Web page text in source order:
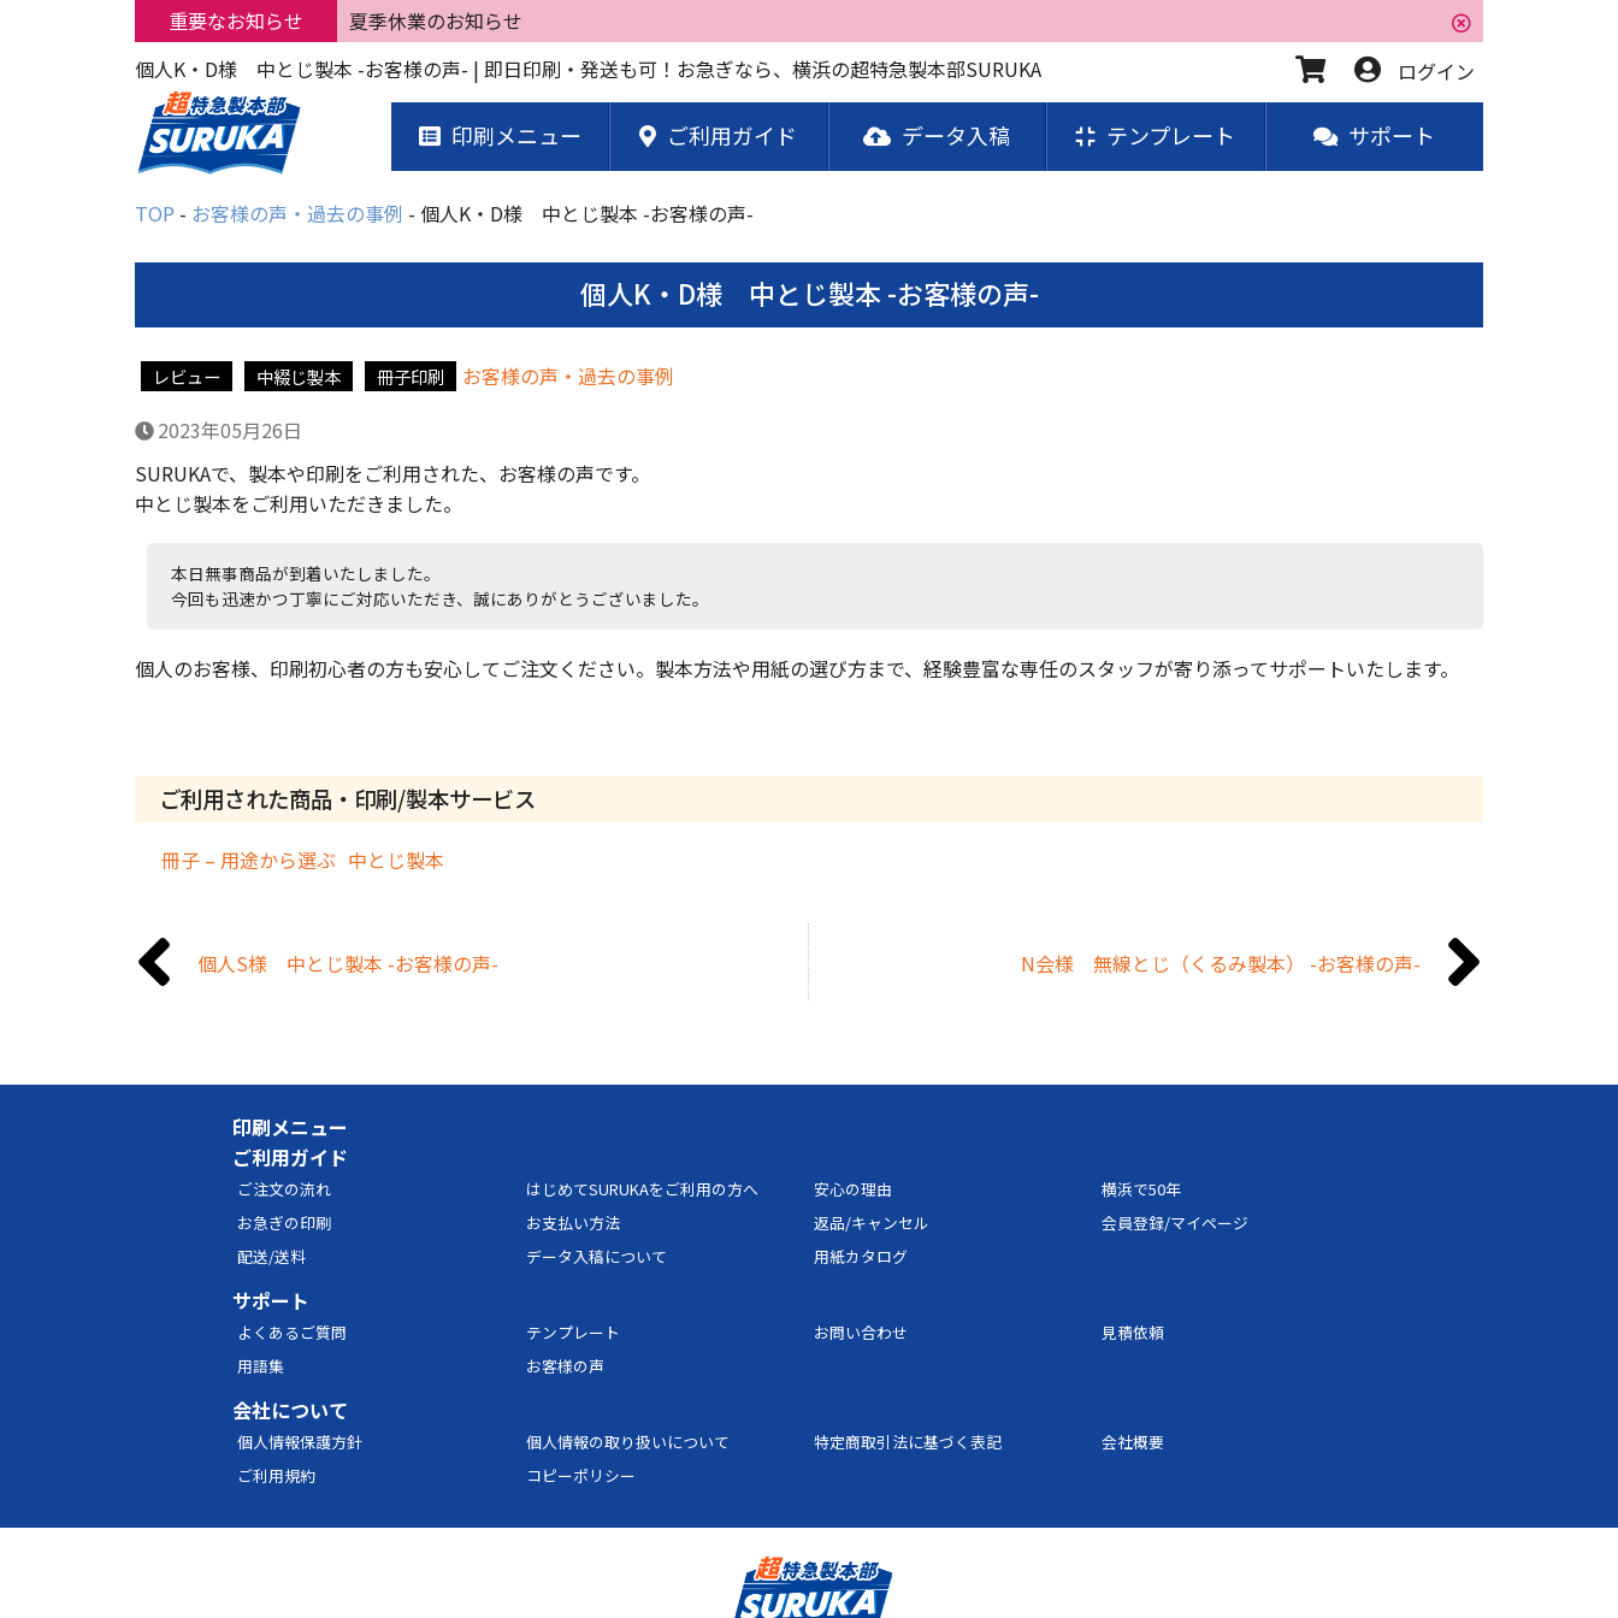
重要なお知らせ
夏季休業のお知らせ
個人K・D様 中とじ製本 -お客様の声- | 即日印刷・発送も可！お急ぎなら、横浜の超特急製本部SURUKA
ログイン
印刷メニュー ご利用ガイド データ入稿 テンプレート サポート
TOP お客様の声・過去の事例 個人K・D様 中とじ製本 -お客様の声-
個人K・D様 中とじ製本 -お客様の声-
レビュー 中綴じ製本 冊子印刷
お客様の声・過去の事例
2023年05月26日
SURUKAで、製本や印刷をご利用された、お客様の声です。
中とじ製本をご利用いただきました。
本日無事商品が到着いたしました。
今回も迅速かつ丁寧にご対応いただき、誠にありがとうございました。
個人のお客様、印刷初心者の方も安心してご注文ください。製本方法や用紙の選び方まで、経験豊富な専任のスタッフが寄り添ってサポートいたします。
ご利用された商品・印刷/製本サービス
冊子 – 用途から選ぶ 中とじ製本
個人S様 中とじ製本 -お客様の声- N会様 無線とじ（くるみ製本） -お客様の声-
印刷メニュー
ご利用ガイド
ご注文の流れ はじめてSURUKAをご利用の方へ 安心の理由
横浜で50年
お急ぎの印刷
お支払い方法 返品/キャンセル
会員登録/マイページ
配送/送料
データ入稿について 用紙カタログ
サポート
よくあるご質問 テンプレート お問い合わせ
見積依頼
用語集
お客様の声
会社について
個人情報保護方針 個人情報の取り扱いについて 特定商取引法に基づく表記
会社概要
ご利用規約
コピーポリシー